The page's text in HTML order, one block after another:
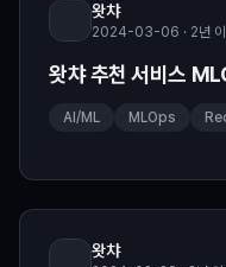
왓챠
2024-03-06 · 2년 이
왓챠 추천 서비스
AI/ML MLOps
왓챠